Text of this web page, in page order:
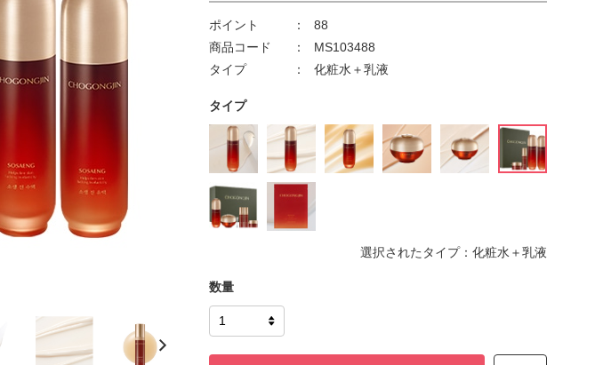
ポイント
88
商品コード
MS103488
タイプ
化粧水＋乳液
タイプ
選択されたタイプ：化粧水＋乳液
数量